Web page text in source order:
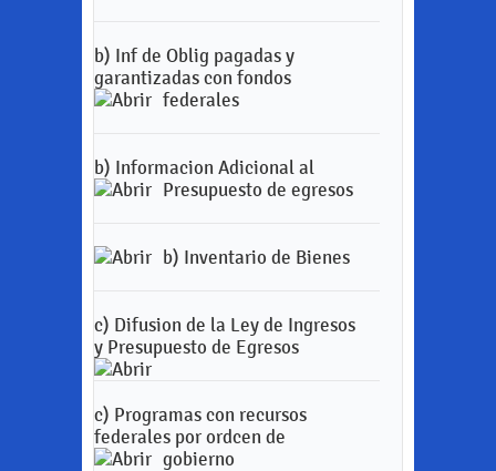
b) Inf de Oblig pagadas y
garantizadas con fondos
federales
b) Informacion Adicional al
Presupuesto de egresos
b) Inventario de Bienes
c) Difusion de la Ley de Ingresos
y Presupuesto de Egresos
c) Programas con recursos
federales por ordcen de
gobierno